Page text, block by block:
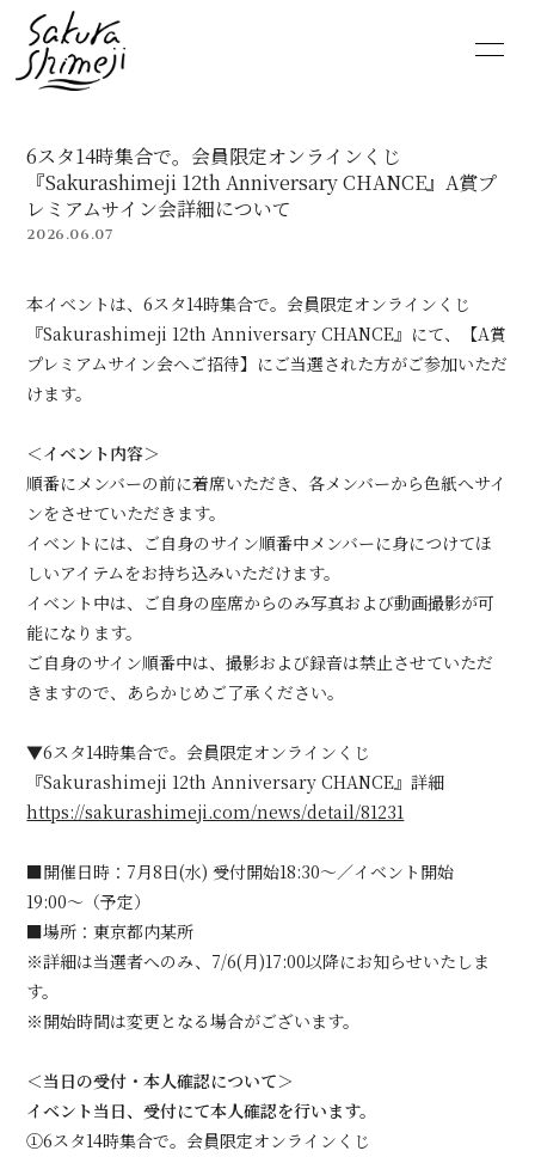
SCHEDULE
PROFILE
VIDEO
MOVIE
PHOTO
RADIO
6st lounge
NOTE
会員登録 ログイン
6スタ14時集合で。会員限定オンラインくじ
『Sakurashimeji 12th Anniversary CHANCE』A賞プ
レミアムサイン会詳細について
2026.06.07
本イベントは、6スタ14時集合で。会員限定オンラインくじ
『Sakurashimeji 12th Anniversary CHANCE』にて、【A賞
プレミアムサイン会へご招待】にご当選された方がご参加いただ
けます。
＜イベント内容＞
順番にメンバーの前に着席いただき、各メンバーから色紙へサイ
ンをさせていただきます。
イベントには、ご自身のサイン順番中メンバーに身につけてほ
しいアイテムをお持ち込みいただけます。
イベント中は、ご自身の座席からのみ写真および動画撮影が可
能になります。
ご自身のサイン順番中は、撮影および録音は禁止させていただ
きますので、あらかじめご了承ください。
▼6スタ14時集合で。会員限定オンラインくじ
『Sakurashimeji 12th Anniversary CHANCE』詳細
https://sakurashimeji.com/news/detail/81231
■開催日時：7月8日(水) 受付開始18:30〜／イベント開始
19:00〜（予定）
■場所：東京都内某所
※詳細は当選者へのみ、7/6(月)17:00以降にお知らせいたしま
す。
※開始時間は変更となる場合がございます。
＜当日の受付・本人確認について＞
イベント当日、受付にて本人確認を行います。
①6スタ14時集合で。会員限定オンラインくじ